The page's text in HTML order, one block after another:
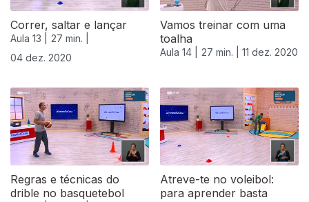
Correr, saltar e lançar
Aula 13 |
27 min. |
04 dez. 2020
Vamos treinar com uma
toalha
Aula 14 | 27 min. | 11 dez. 2020
Regras e técnicas do
drible no basquetebol
Atreve-te no voleibol:
para aprender basta